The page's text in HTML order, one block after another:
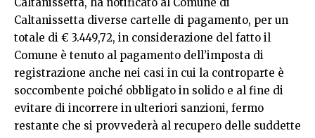
Caltanissetta diverse cartelle di pagamento, per un
totale di € 3.449,72, in considerazione del fatto il
Comune è tenuto al pagamento dell’imposta di
registrazione anche nei casi in cui la controparte è
soccombente poiché obbligato in solido e al fine di
evitare di incorrere in ulteriori sanzioni, fermo
restante che si provvederà al recupero delle suddette